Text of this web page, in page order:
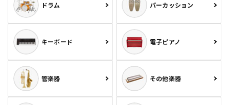
ドラム パーカッション
キーボード 電子ピアノ
管楽器 その他楽器